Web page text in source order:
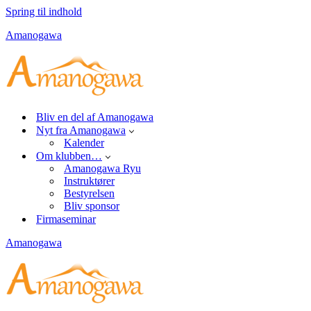
Spring til indhold
Amanogawa
Bliv en del af Amanogawa
Nyt fra Amanogawa
Kalender
Om klubben…
Amanogawa Ryu
Instruktører
Bestyrelsen
Bliv sponsor
Firmaseminar
Amanogawa